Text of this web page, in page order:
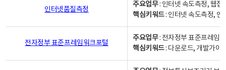
인터넷품질측정
주요업무: 인터넷 속도측정, 웹접
핵심키워드: 인터넷 속도측정, 인
전자정부 표준프레임워크포털
주요업무: 전자정부 표준프레임
핵심키워드: 다운로드, 개발가이